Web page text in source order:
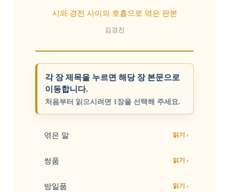
시와 경전 사이의 호흡으로 엮은 판본
김경진
각 장 제목을 누르면 해당 장 본문으로
이동합니다.
처음부터 읽으시려면 1장을 선택해 주세요.
엮은 말 읽기 ›
쌍품 읽기 ›
방일품 읽기 ›